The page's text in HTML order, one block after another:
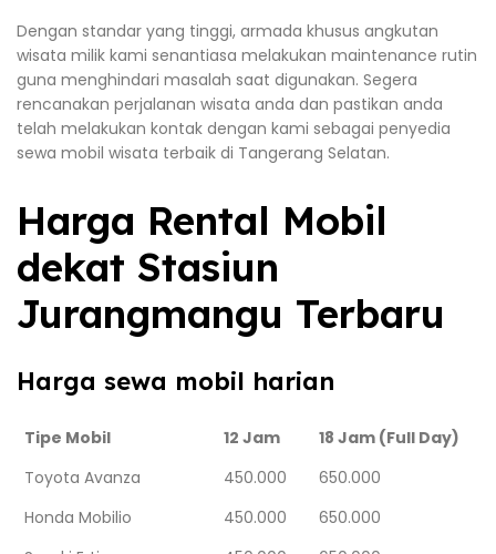
Dengan standar yang tinggi, armada khusus angkutan
wisata milik kami senantiasa melakukan maintenance rutin
guna menghindari masalah saat digunakan. Segera
rencanakan perjalanan wisata anda dan pastikan anda
telah melakukan kontak dengan kami sebagai penyedia
sewa mobil wisata terbaik di Tangerang Selatan.
Harga Rental Mobil
dekat Stasiun
Jurangmangu Terbaru
Harga sewa mobil harian
Tipe Mobil 12 Jam
18 Jam (Full Day)
Toyota Avanza
450.000
650.000
Honda Mobilio
450.000
650.000